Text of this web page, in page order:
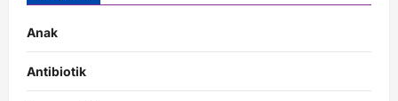
Anak
Antibiotik